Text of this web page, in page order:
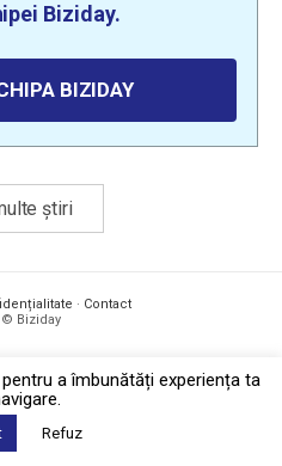
Biziday.
BIZIDAY
știri
· Contact
© Biziday
a îmbunătăți experiența ta
Refuz